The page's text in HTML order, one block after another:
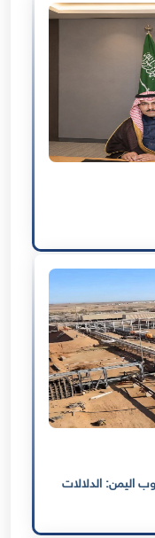
اليمن: الدلالات